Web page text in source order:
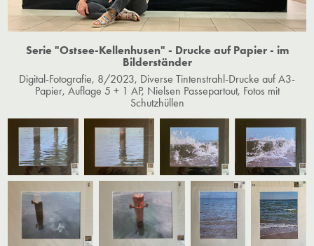
Serie "Ostsee-Kellenhusen" - Drucke auf Papier - im
Bilderständer
Digital-Fotografie, 8/2023, Diverse Tintenstrahl-Drucke auf A3-
Papier, Auflage 5 + 1 AP, Nielsen Passepartout, Fotos mit
Schutzhüllen